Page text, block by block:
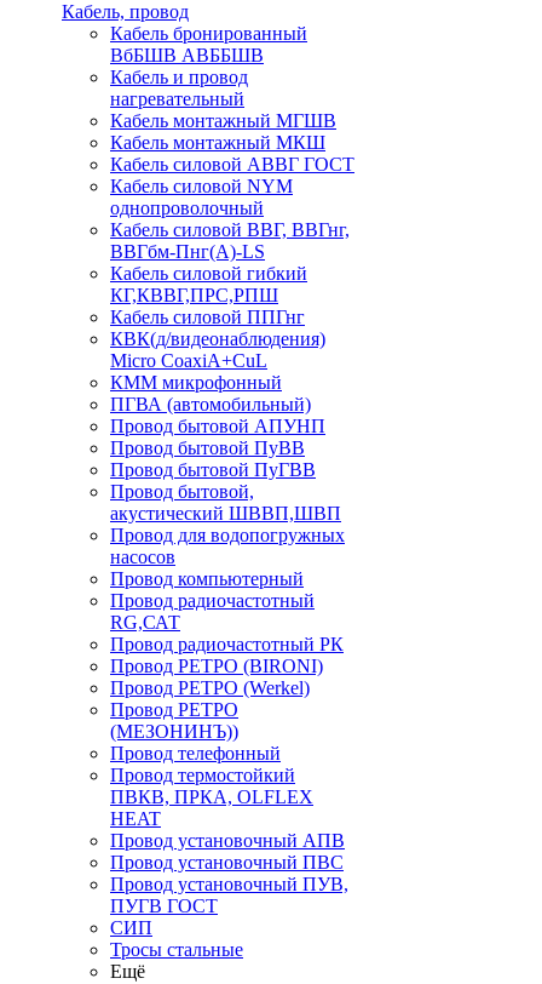
Кабель, провод
Кабель бронированный
ВбБШВ АВББШВ
Кабель и провод
нагревательный
Кабель монтажный МГШВ
Кабель монтажный МКШ
Кабель силовой АВВГ ГОСТ
Кабель силовой NYM
однопроволочный
Кабель силовой ВВГ, ВВГнг,
ВВГбм-Пнг(А)-LS
Кабель силовой гибкий
КГ,КВВГ,ПРС,РПШ
Кабель силовой ППГнг
КВК(д/видеонаблюдения)
Micro CoaxiA+CuL
КММ микрофонный
ПГВА (автомобильный)
Провод бытовой АПУНП
Провод бытовой ПуВВ
Провод бытовой ПуГВВ
Провод бытовой,
акустический ШВВП,ШВП
Провод для водопогружных
насосов
Провод компьютерный
Провод радиочастотный
RG,САТ
Провод радиочастотный РК
Провод РЕТРО (BIRONI)
Провод РЕТРО (Werkel)
Провод РЕТРО
(МЕЗОНИНЪ))
Провод телефонный
Провод термостойкий
ПВКВ, ПРКА, OLFLEX
HEAT
Провод установочный АПВ
Провод установочный ПВС
Провод установочный ПУВ,
ПУГВ ГОСТ
СИП
Тросы стальные
Ещё